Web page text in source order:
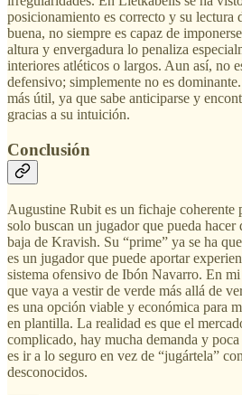
posicionamiento es correcto y su lectura
buena, no siempre es capaz de
altura y envergadura lo penaliza
interiores atléticos o largos. Aun así, no
defensivo; simplemente no es
más útil, ya que sabe anticiparse y
gracias a su intuición.
Conclusión
Augustine Rubit es un fichaje coherente
solo buscan un jugador que pueda hacer
baja de Kravish. Su “prime” ya se ha
es un jugador que puede aportar
sistema ofensivo de Ibón Navarro. En
que vaya a vestir de verde más allá de
es una opción viable y económica para
en plantilla. La realidad es que el
complicado, hay mucha demanda y
es ir a lo seguro en vez de “jugártela”
desconocidos.